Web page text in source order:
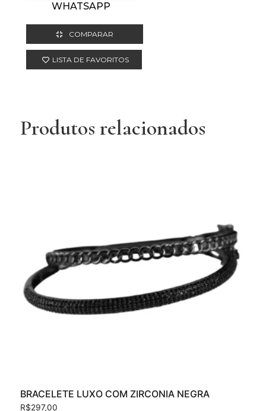
WHATSAPP
COMPARAR
LISTA DE FAVORITOS
Produtos relacionados
BRACELETE LUXO COM ZIRCONIA NEGRA
R$297,00